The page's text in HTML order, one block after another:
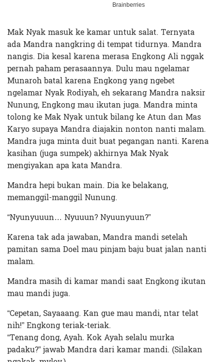
Mak Nyak masuk ke kamar untuk salat. Ternyata
ada Mandra nangkring di tempat tidurnya. Mandra
nangis. Dia kesal karena merasa Engkong Ali nggak
pernah paham perasaannya. Dulu mau ngelamar
Munaroh batal karena Engkong yang ngebet
ngelamar Nyak Rodiyah, eh sekarang Mandra naksir
Nunung, Engkong mau ikutan juga. Mandra minta
tolong ke Mak Nyak untuk bilang ke Atun dan Mas
Karyo supaya Mandra diajakin nonton nanti malam.
Mandra juga minta duit buat pegangan nanti. Karena
kasihan (juga sumpek) akhirnya Mak Nyak
mengiyakan apa kata Mandra.
Mandra hepi bukan main. Dia ke belakang,
memanggil-manggil Nunung.
“Nyunyuuun… Nyuuun? Nyuunyuun?”
Karena tak ada jawaban, Mandra mandi setelah
pamitan sama Doel mau pinjam baju buat jalan nanti
malam.
Mandra masih di kamar mandi saat Engkong ikutan
mau mandi juga.
“Cepetan, Sayaaang. Kan gue mau mandi, ntar telat
nih!” Engkong teriak-teriak.
“Tenang dong, Ayah. Kok Ayah selalu murka
padaku?” jawab Mandra dari kamar mandi. (Silakan